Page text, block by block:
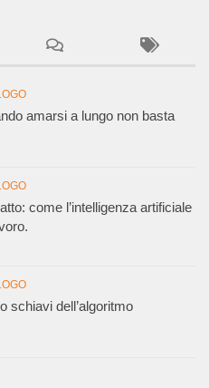
amarsi a lungo non basta
come l’intelligenza artificiale
schiavi dell’algoritmo